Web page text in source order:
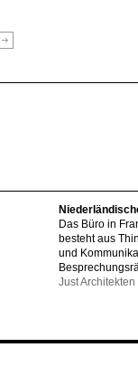
Das Büro in
besteht aus
und
Just Architekten